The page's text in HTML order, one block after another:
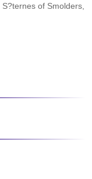
of Smolders,